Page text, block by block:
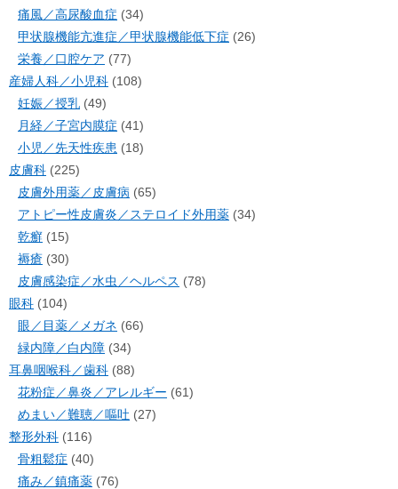
痛風／高尿酸血症 (34)
甲状腺機能亢進症／甲状腺機能低下症 (26)
栄養／口腔ケア (77)
産婦人科／小児科 (108)
妊娠／授乳 (49)
月経／子宮内膜症 (41)
小児／先天性疾患 (18)
皮膚科 (225)
皮膚外用薬／皮膚病 (65)
アトピー性皮膚炎／ステロイド外用薬 (34)
乾癬 (15)
褥瘡 (30)
皮膚感染症／水虫／ヘルペス (78)
眼科 (104)
眼／目薬／メガネ (66)
緑内障／白内障 (34)
耳鼻咽喉科／歯科 (88)
花粉症／鼻炎／アレルギー (61)
めまい／難聴／嘔吐 (27)
整形外科 (116)
骨粗鬆症 (40)
痛み／鎮痛薬 (76)